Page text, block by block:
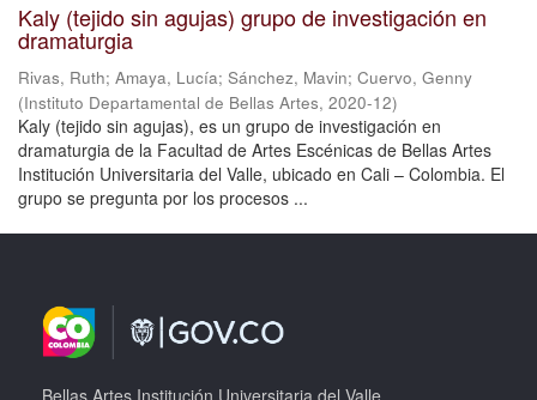
Kaly (tejido sin agujas) grupo de investigación en
dramaturgia
Rivas, Ruth; Amaya, Lucía; Sánchez, Mavin; Cuervo, Genny
(Instituto Departamental de Bellas Artes, 2020-12)
Kaly (tejido sin agujas), es un grupo de investigación en
dramaturgia de la Facultad de Artes Escénicas de Bellas Artes
Institución Universitaria del Valle, ubicado en Cali – Colombia. El
grupo se pregunta por los procesos ...
Bellas Artes Institución Universitaria del Valle